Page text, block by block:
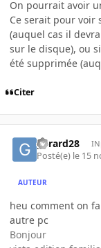
On pourrait avoir
Ce serait pour voir
(auquel cas il
sur le disque), ou
été supprimée
Citer
gerard28
Posté(e) le 15
AUTEUR
heu comment on
autre pc
Bonjour